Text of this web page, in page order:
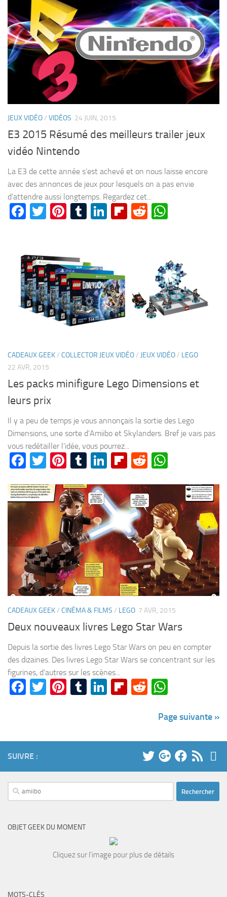
JEUX VIDÉO/ VIDÉOS 24 JUIN, 2015
E3 2015 Résumé des meilleurs trailer jeux
vidéo Nintendo
La E3 de cette année s’est achevé et on nous laisse encore
avec des annonces de jeux pour lesquels on a pas envie
d’attendre aussi longtemps. Regardez cet...
Facebook
Twitter
Pinterest
Tumblr
LinkedIn
Flipboard
Reddit
CADEAUX GEEK/ COLLECTOR JEUX VIDÉO/ JEUX VIDÉO/ LEGO
22 AVR, 2015
Les packs minifigure Lego Dimensions et
leurs prix
Il y a peu de temps je vous annonçais la sortie des Lego
Dimensions, une sorte d’Amiibo et Skylanders. Bref je vais pas
vous redétailler l’idée, vous pourrez...
Facebook
TwitterPinterest
TumblrLinkedIn
Flipboard
Reddit
CADEAUX GEEK/ CINÉMA & FILMS / LEGO 7 AVR, 2015
Deux nouveaux livres Lego Star Wars
Depuis la sortie des livres Lego Star Wars on peu en compter
des dizaines. Des livres Lego Star Wars se concentrant sur les
figurines, d’autres sur les scènes...
Facebook
Twitter
Pinterest
Tumblr
LinkedIn
Flipboard
Reddit
Page suivante »
SUIVRE :
Rechercher :
OBJET GEEK DU MOMENT
Cliquez sur l'image pour plus de détails
MOTS-CLÉS